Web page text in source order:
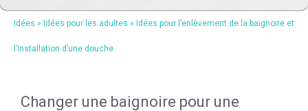
Idées » Idées pour les adultes » Idées pour l’enlèvement de la baignoire et
l’installation d’une douche
Changer une baignoire pour une